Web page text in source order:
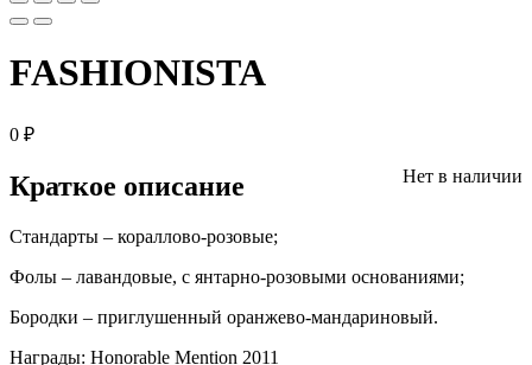
FASHIONISTA
0 ₽
Нет в наличии
Краткое описание
Стандарты – кораллово-розовые;
Фолы – лавандовые, с янтарно-розовыми основаниями;
Бородки – приглушенный оранжево-мандариновый.
Награды: Honorable Mention 2011